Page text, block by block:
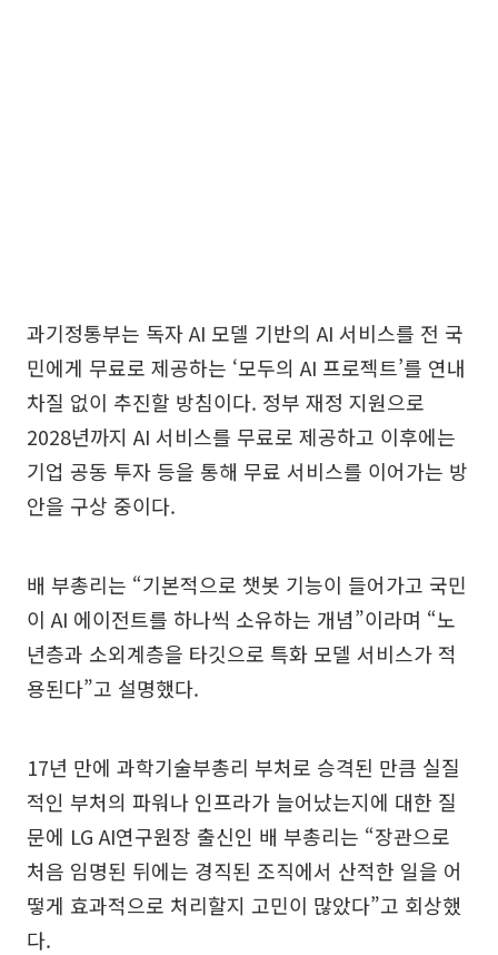
과기정통부는 독자 AI 모델 기반의 AI 서비스를 전 국
민에게 무료로 제공하는 ‘모두의 AI 프로젝트’를 연내
차질 없이 추진할 방침이다. 정부 재정 지원으로
2028년까지 AI 서비스를 무료로 제공하고 이후에는
기업 공동 투자 등을 통해 무료 서비스를 이어가는 방
안을 구상 중이다.
배 부총리는 “기본적으로 챗봇 기능이 들어가고 국민
이 AI 에이전트를 하나씩 소유하는 개념”이라며 “노
년층과 소외계층을 타깃으로 특화 모델 서비스가 적
용된다”고 설명했다.
17년 만에 과학기술부총리 부처로 승격된 만큼 실질
적인 부처의 파워나 인프라가 늘어났는지에 대한 질
문에 LG AI연구원장 출신인 배 부총리는 “장관으로
처음 임명된 뒤에는 경직된 조직에서 산적한 일을 어
떻게 효과적으로 처리할지 고민이 많았다”고 회상했
다.